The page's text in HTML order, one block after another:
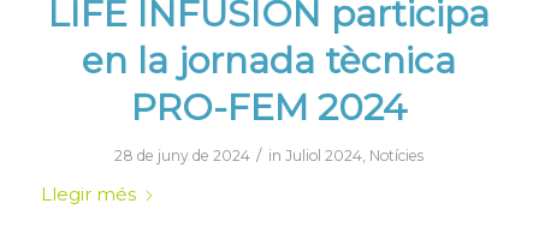
LIFE INFUSION participa
en la jornada tècnica
PRO-FEM 2024
28 de juny de 2024 / inJuliol 2024, Notícies
Llegir més